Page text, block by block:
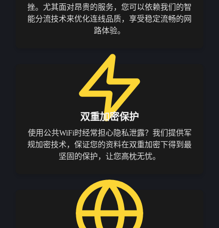
挫。尤其面对昂贵的服务，您可以依赖我们的智
能分流技术来优化连线品质，享受稳定流畅的网
路体验。
双重加密保护
使用公共WiFi时经常担心隐私泄露？我们提供军
规加密技术，保证您的资料在双重加密下得到最
坚固的保护，让您高枕无忧。